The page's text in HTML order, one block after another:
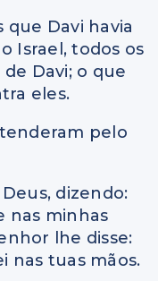
que Davi havia
Israel, todos os
Davi; o que
eles.
pelo
dizendo:
nas minhas
lhe disse:
nas tuas mãos.